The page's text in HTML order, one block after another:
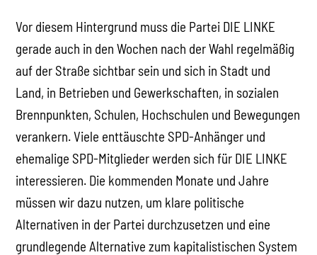
Vor diesem Hintergrund muss die Partei DIE LINKE
gerade auch in den Wochen nach der Wahl regelmäßig
auf der Straße sichtbar sein und sich in Stadt und
Land, in Betrieben und Gewerkschaften, in sozialen
Brennpunkten, Schulen, Hochschulen und Bewegungen
verankern. Viele enttäuschte SPD-Anhänger und
ehemalige SPD-Mitglieder werden sich für DIE LINKE
interessieren. Die kommenden Monate und Jahre
müssen wir dazu nutzen, um klare politische
Alternativen in der Partei durchzusetzen und eine
grundlegende Alternative zum kapitalistischen System